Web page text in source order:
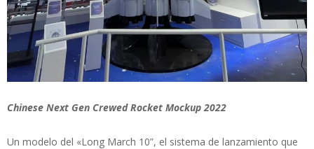
Chinese Next Gen Crewed Rocket Mockup 2022
Un modelo del «Long March 10”, el sistema de lanzamiento que